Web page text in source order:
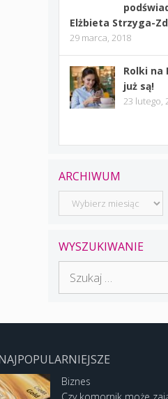
Elżbieta Strzyga-
29 marca, 2018
Rolki na
już są!
23 lutego,
ARCHIWUM
Archiwum
WYSZUKIWANIE
Biznes